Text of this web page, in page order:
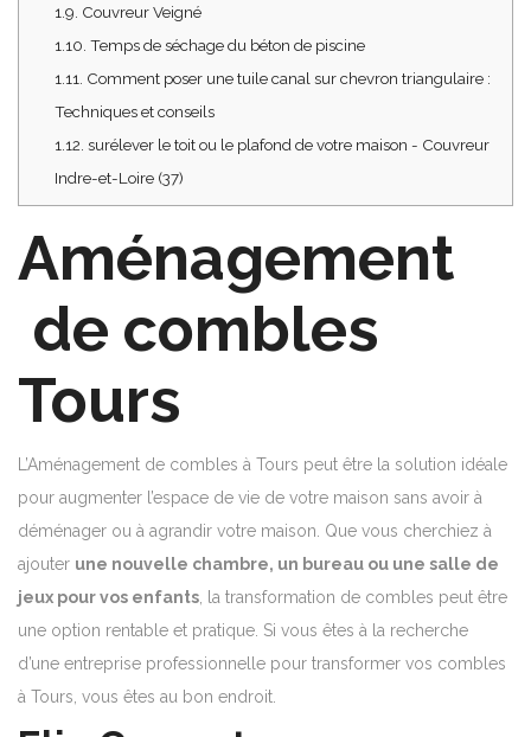
1.9. Couvreur Veigné
1.10. Temps de séchage du béton de piscine
1.11. Comment poser une tuile canal sur chevron triangulaire :
Techniques et conseils
1.12. surélever le toit ou le plafond de votre maison - Couvreur
Indre-et-Loire (37)
Aménagement
de combles
Tours
L’Aménagement de combles à Tours peut être la solution idéale
pour augmenter l’espace de vie de votre maison sans avoir à
déménager ou à agrandir votre maison. Que vous cherchiez à
ajouter une nouvelle chambre, un bureau ou une salle de
jeux pour vos enfants , la transformation de combles peut être
une option rentable et pratique. Si vous êtes à la recherche
d’une entreprise professionnelle pour transformer vos combles
à Tours, vous êtes au bon endroit.